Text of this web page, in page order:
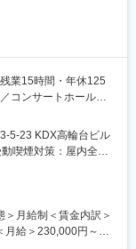
業15時間・年休125
コンサートホール、
み取り、技術部門と
通貫性でサポートし
と一緒にチームで業
お客様からのお問い
5-23 KDX高輪台ビル
喫煙対策：屋内全面
月給制＜賃金内訳＞
月給＞230,000円～